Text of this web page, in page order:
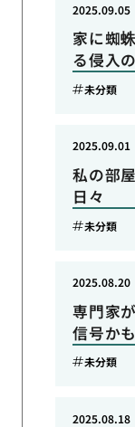
家に蜘
る侵入
2025.09.05
未分類
私の部
日々
2025.09.01
未分類
専門家
信号か
2025.08.20
未分類
2025.08.18